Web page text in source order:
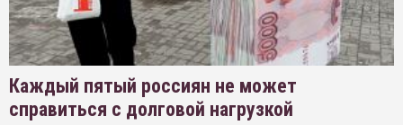
Каждый пятый россиян не может
справиться с долговой нагрузкой